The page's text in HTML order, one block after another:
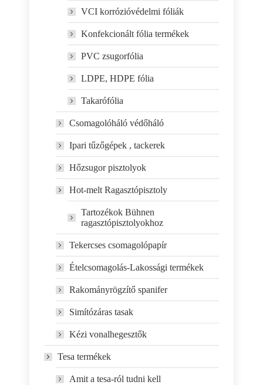
VCI korrózióvédelmi fóliák
Konfekcionált fólia termékek
PVC zsugorfólia
LDPE, HDPE fólia
Takarófólia
Csomagolóháló védőháló
Ipari tűzőgépek , tackerek
Hőzsugor pisztolyok
Hot-melt Ragasztópisztoly
Tartozékok Bühnen
ragasztópisztolyokhoz
Tekercses csomagolópapír
Ételcsomagolás-Lakossági termékek
Rakományrögzítő spanifer
Simítózáras tasak
Kézi vonalhegesztők
Tesa termékek
Amit a tesa-ról tudni kell